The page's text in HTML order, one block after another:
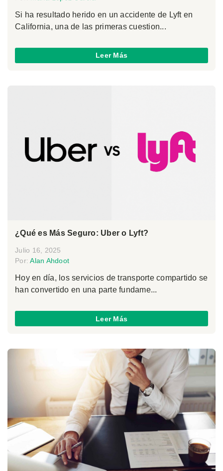
Si ha resultado herido en un accidente de Lyft en
California, una de las primeras cuestion...
Leer Más
¿Qué es Más Seguro: Uber o Lyft?
Julio 16, 2025
Por:Alan Ahdoot
Hoy en día, los servicios de transporte compartido se
han convertido en una parte fundame...
Leer Más